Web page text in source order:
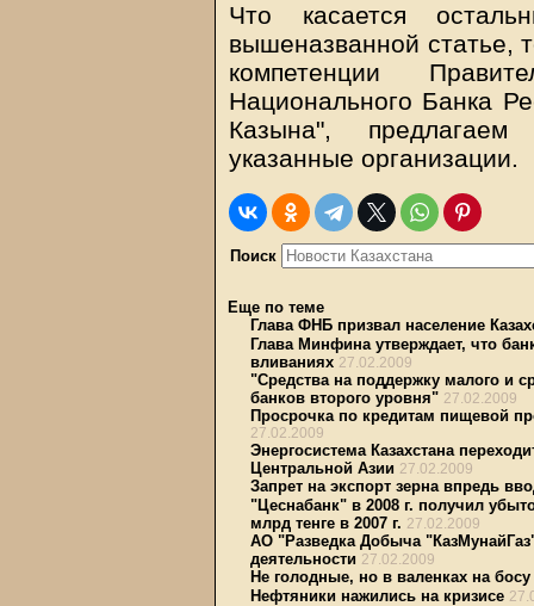
Что касается
вышеназванной статье,
компетенции
Национального Банка
Казына", предлагаем
указанные организации.
Поиск
Еще по теме
Глава ФНБ призвал население
Глава Минфина утверждает, что
вливаниях 27.02.2009
"Средства на поддержку малого и
банков второго уровня" 27.02.2009
Просрочка по кредитам пищевой
27.02.2009
Энергосистема Казахстана
Центральной Азии 27.02.2009
Запрет на экспорт зерна впредь
"Цеснабанк" в 2008 г. получил
млрд тенге в 2007 г. 27.02.2009
АО "Разведка Добыча
деятельности 27.02.2009
Не голодные, но в валенках на босу
Нефтяники нажились на кризисе